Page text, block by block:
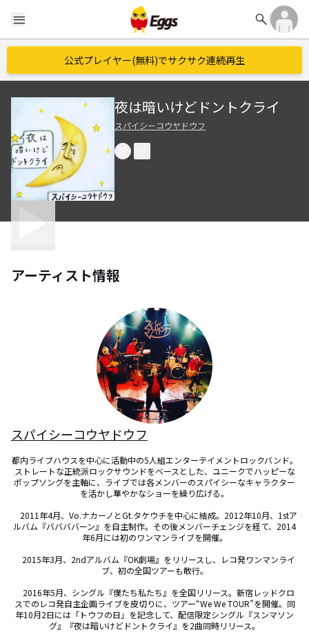
menu search
公式プレイヤー(無料)でサクサク連続再生
夜は暗いけどドントクライ
スパイシーコウヤドウフ
アーティスト情報
スパイシーコウヤドウフ
都内ライブハウスを中心に活動中の5人組エンターテイメントロックバンド。
ストレートな正統派ロックサウンドをベースとした、ユニークでハッピーな
ポップソングを主軸に、ライブでは各メンバーのスパイシーなキャラクター
を活かし華やかなショーを繰り広げる。
2011年4月、Vo.ナカーノとGt.タケウチを中心に結成。2012年10月、1stア
ルバム『ババババーン』を自主制作。その後メンバーチェンジを経て、2014
年6月には初のワンマンライブを開催。
2015年3月、2ndアルバム『OK劇場』をリリースし、レコ発ワンマンライ
ブ、初の全国ツアーも敢行。
2016年5月、シングル『僕たち私たち』を全国リリース。新宿レッドクロ
スでのレコ発自主企画ライブを皮切りに、ツアー“We We TOUR”を開催。同
年10月2日には「トウフの日」を記念して、配信限定シングル『スンマソン
グ』『夜は暗いけどドントクライ』を2曲同時リリース。